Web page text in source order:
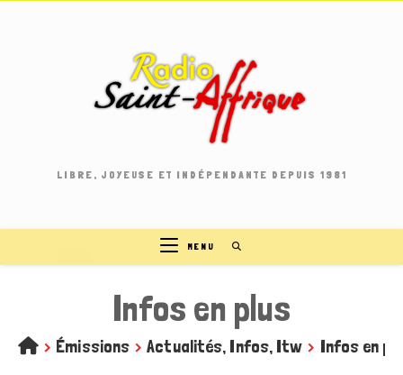
LIBRE, JOYEUSE ET INDÉPENDANTE DEPUIS 1981
MENU
Infos en plus
> Émissions > Actualités, Infos, Itw > Infos en